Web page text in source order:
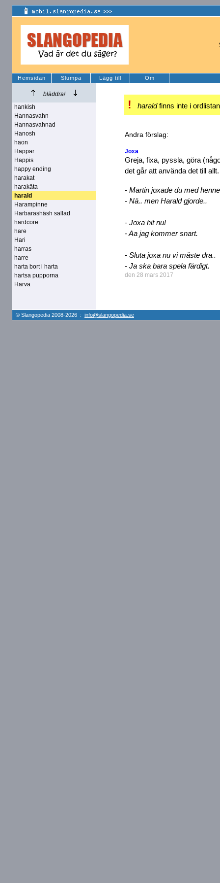
Hemsidan Slumpa Lägg till Om
bläddra!
hankish
Hannasvahn
Hannasvahnad
Hanosh
haon
Happar
Happis
happy ending
harakat
harakäta
harald
Harampinne
Harbarashäsh sallad
hardcore
hare
Hari
harras
harre
harta bort i harta
hartsa pupporna
Harva
! haraldfinns inte i
Andra förslag:
Joxa
Greja, fixa, pyssla, göra
det går att använda det till allt.
- Martin joxade du med
- Nä.. men Harald gjorde..
- Joxa hit nu!
- Aa jag kommer snart.
- Sluta joxa nu vi måste dra..
- Ja ska bara spela färdigt.
den 28 mars 2017
© Slangopedia 2008-2026 : info@slangopedia.se